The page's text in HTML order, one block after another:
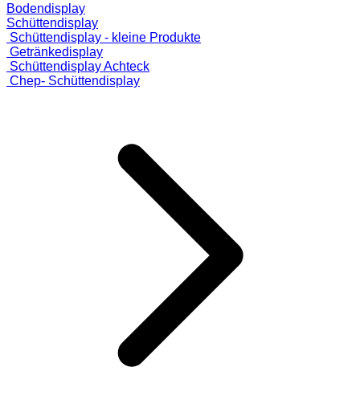
Bodendisplay
Schüttendisplay
Schüttendisplay - kleine Produkte
Getränkedisplay
Schüttendisplay Achteck
Chep- Schüttendisplay